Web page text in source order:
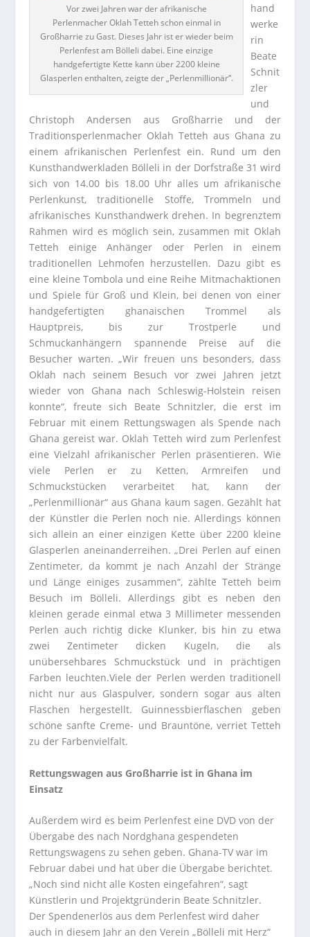
Vor zwei Jahren war der afrikanische
Perlenmacher Oklah Tetteh schon einmal in
Großharrie zu Gast. Dieses Jahr ist er wieder beim
Perlenfest am Bölleli dabei. Eine einzige
handgefertigte Kette kann über 2200 kleine
Glasperlen enthalten, zeigte der „Perlenmillionär“.
hand
werke
rin
Beate
Schnit
zler
und
Christoph Andersen aus Großharrie und der
Traditionsperlenmacher Oklah Tetteh aus Ghana zu
einem afrikanischen Perlenfest ein. Rund um den
Kunsthandwerkladen Bölleli in der Dorfstraße 31 wird
sich von 14.00 bis 18.00 Uhr alles um afrikanische
Perlenkunst, traditionelle Stoffe, Trommeln und
afrikanisches Kunsthandwerk drehen. In begrenztem
Rahmen wird es möglich sein, zusammen mit Oklah
Tetteh einige Anhänger oder Perlen in einem
traditionellen Lehmofen herzustellen. Dazu gibt es
eine kleine Tombola und eine Reihe Mitmachaktionen
und Spiele für Groß und Klein, bei denen von einer
handgefertigten ghanaischen Trommel als
Hauptpreis, bis zur Trostperle und
Schmuckanhängern spannende Preise auf die
Besucher warten. „Wir freuen uns besonders, dass
Oklah nach seinem Besuch vor zwei Jahren jetzt
wieder von Ghana nach Schleswig-Holstein reisen
konnte“, freute sich Beate Schnitzler, die erst im
Februar mit einem Rettungswagen als Spende nach
Ghana gereist war. Oklah Tetteh wird zum Perlenfest
eine Vielzahl afrikanischer Perlen präsentieren. Wie
viele Perlen er zu Ketten, Armreifen und
Schmuckstücken verarbeitet hat, kann der
„Perlenmillionär“ aus Ghana kaum sagen. Gezählt hat
der Künstler die Perlen noch nie. Allerdings können
sich allein an einer einzigen Kette über 2200 kleine
Glasperlen aneinanderreihen. „Drei Perlen auf einen
Zentimeter, da kommt je nach Anzahl der Stränge
und Länge einiges zusammen“, zählte Tetteh beim
Besuch im Bölleli. Allerdings gibt es neben den
kleinen gerade einmal etwa 3 Millimeter messenden
Perlen auch richtig dicke Klunker, bis hin zu etwa
zwei Zentimeter dicken Kugeln, die als
unübersehbares Schmuckstück und in prächtigen
Farben leuchten.Viele der Perlen werden traditionell
nicht nur aus Glaspulver, sondern sogar aus alten
Flaschen hergestellt. Guinnessbierflaschen geben
schöne sanfte Creme- und Brauntöne, verriet Tetteh
zu der Farbenvielfalt.
Rettungswagen aus Großharrie ist in Ghana im
Einsatz
Außerdem wird es beim Perlenfest eine DVD von der
Übergabe des nach Nordghana gespendeten
Rettungswagens zu sehen geben. Ghana-TV war im
Februar dabei und hat über die Übergabe berichtet.
„Noch sind nicht alle Kosten eingefahren“, sagt
Künstlerin und Projektgründerin Beate Schnitzler.
Der Spendenerlös aus dem Perlenfest wird daher
auch in diesem Jahr an den Verein „Bölleli mit Herz“